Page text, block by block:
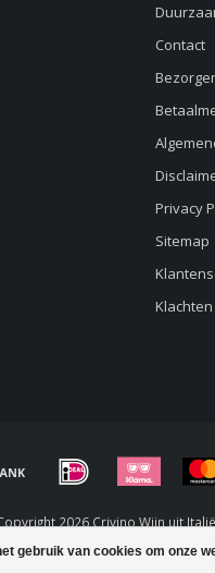
gebruik van cookies om onze
Contact
Privacy
Sitemap
Klachten
2026 Crivino Wijn uit